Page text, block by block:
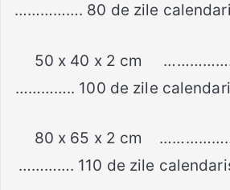
……………. 80 de zile
50 x 40 x 2 cm
………….. 100 de zile
80 x 65 x 2 cm
…………. 110 de zile